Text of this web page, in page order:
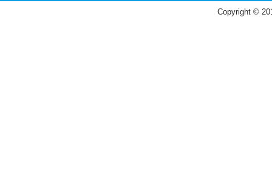
Copyright ©